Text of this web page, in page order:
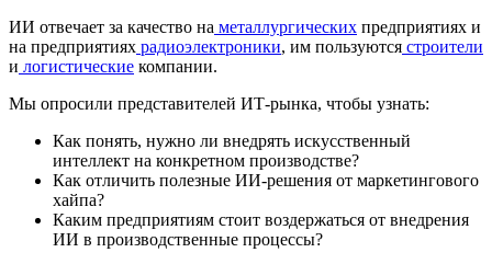
ИИ отвечает за качество на металлургических предприятиях и
на предприятиях радиоэлектроники, им пользуются строители
и логистические компании.
Мы опросили представителей ИТ-рынка, чтобы узнать:
Как понять, нужно ли внедрять искусственный
интеллект на конкретном производстве?
Как отличить полезные ИИ-решения от маркетингового
хайпа?
Каким предприятиям стоит воздержаться от внедрения
ИИ в производственные процессы?